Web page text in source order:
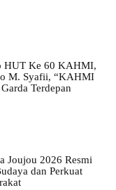
HUT Ke 60 KAHMI,
M. Syafii, “KAHMI
Terdepan
Joujou 2026 Resmi
dan Perkuat